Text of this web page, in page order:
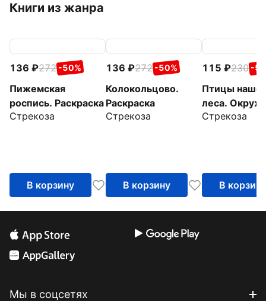
Книги из жанра
136 272 -50%
Пижемская
роспись. Раскраска
Стрекоза
В корзину
136 272 -50%
Колокольцово.
Раскраска
Стрекоза
В корзину
115 230 -
Птицы
леса.
мир.
Стрекоза
В корзину
Мы в соцсетях